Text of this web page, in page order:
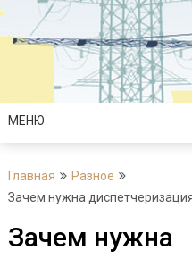
Перейти
содержимому
МЕНЮ
Главная
Разное
Зачем нужна
Зачем нужна